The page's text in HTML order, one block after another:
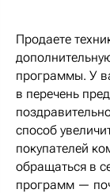
Продаете
программы. У
в перечень
способ
покупателей
обращаться в
программ —